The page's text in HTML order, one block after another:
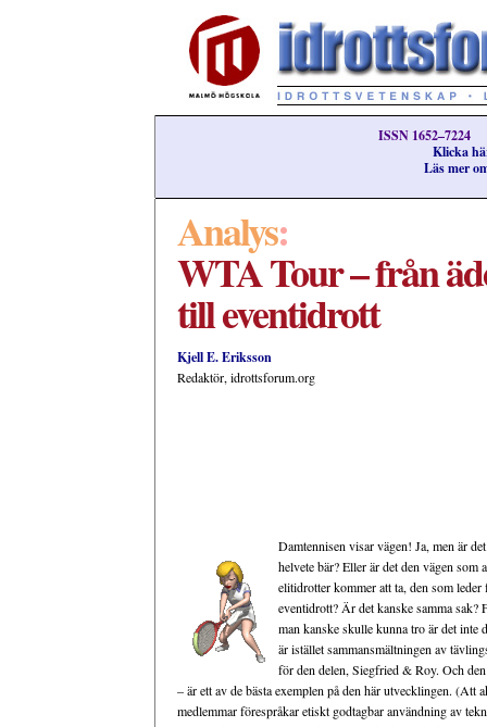
ISSN 1652–7224
Klicka
Läs mer
Analys:
WTA Tour – från
till eventidrott
Kjell E. Eriksson
Redaktör, idrottsforum.org
Damtennisen visar vägen! Ja, men är
helvete bär? Eller är det den vägen som
elitidrotter kommer att ta, den som
eventidrott? Är det kanske samma
man kanske skulle kunna tro är det inte
är istället sammansmältningen av
för den delen, Siegfried & Roy. Och
– är ett av de bästa exemplen på den här utvecklingen.
medlemmar förespråkar etiskt godtagbar användning av